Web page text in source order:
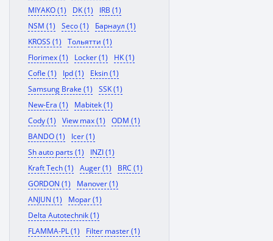
MIYAKO (1)
DK (1)
IRB (1)
NSM (1)
Seco (1)
Барнаул (1)
KROSS (1)
Тольятти (1)
Florimex (1)
Locker (1)
HK (1)
Cofle (1)
Ipd (1)
Eksin (1)
Samsung Brake (1)
SSK (1)
New-Era (1)
Mabitek (1)
Cody (1)
View max (1)
ODM (1)
BANDO (1)
Icer (1)
Sh auto parts (1)
INZI (1)
Kraft Tech (1)
Auger (1)
BRC (1)
GORDON (1)
Manover (1)
ANJUN (1)
Mopar (1)
Delta Autotechnik (1)
FLAMMA-PL (1)
Filter master (1)